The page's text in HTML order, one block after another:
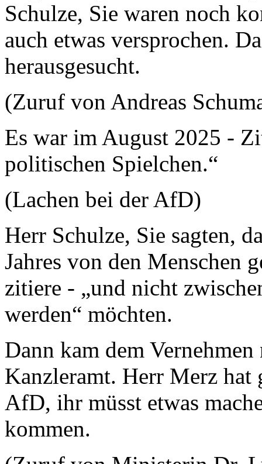
Schulze, Sie waren noch
auch etwas versprochen.
herausgesucht.
(Zuruf von Andreas
Es war im August 2025 -
politischen Spielchen.“
(Lachen bei der AfD)
Herr Schulze, Sie sagten,
Jahres von den Menschen
zitiere - „und nicht
werden“ möchten.
Dann kam dem
Kanzleramt. Herr Merz hat
AfD, ihr müsst etwas
kommen.